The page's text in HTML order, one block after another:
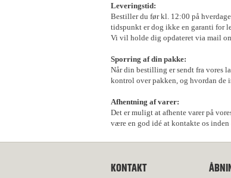
Leveringstid:
Bestiller du før kl. 12:00 på
tidspunkt er dog ikke en garanti for
Vi vil holde dig opdateret via mail
Sporring af din pakke:
Når din bestilling er sendt fra vores
kontrol over pakken, og hvordan de
Afhentning af varer:
Det er muligt at afhente varer på
være en god idé at kontakte os
KONTAKT